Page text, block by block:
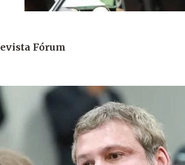
na Revista